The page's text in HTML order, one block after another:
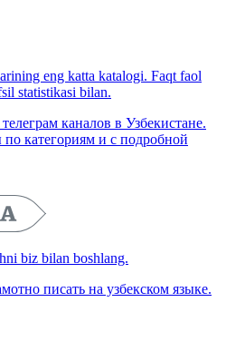
eng katta katalogi. Faqt faol
statistikasi bilan.
каналов в Узбекистане.
категориям и с подробной
biz bilan boshlang.
писать на узбекском языке.